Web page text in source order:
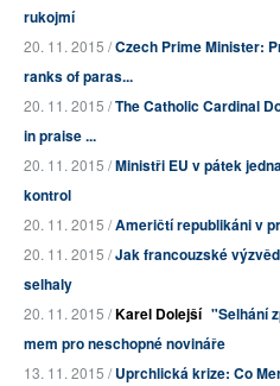
rukojmí
20. 11. 2015 /Czech Prime Minister:
ranks of paras...
20. 11. 2015 /The Catholic Cardinal
in praise ...
20. 11. 2015 /Ministři EU v pátek
kontrol
20. 11. 2015 /Američtí republikáni v
20. 11. 2015 /Jak francouzské
selhaly
20. 11. 2015 /Karel Dolejší "Selhání
mem pro neschopné novináře
13. 11. 2015 /Uprchlická krize: Co